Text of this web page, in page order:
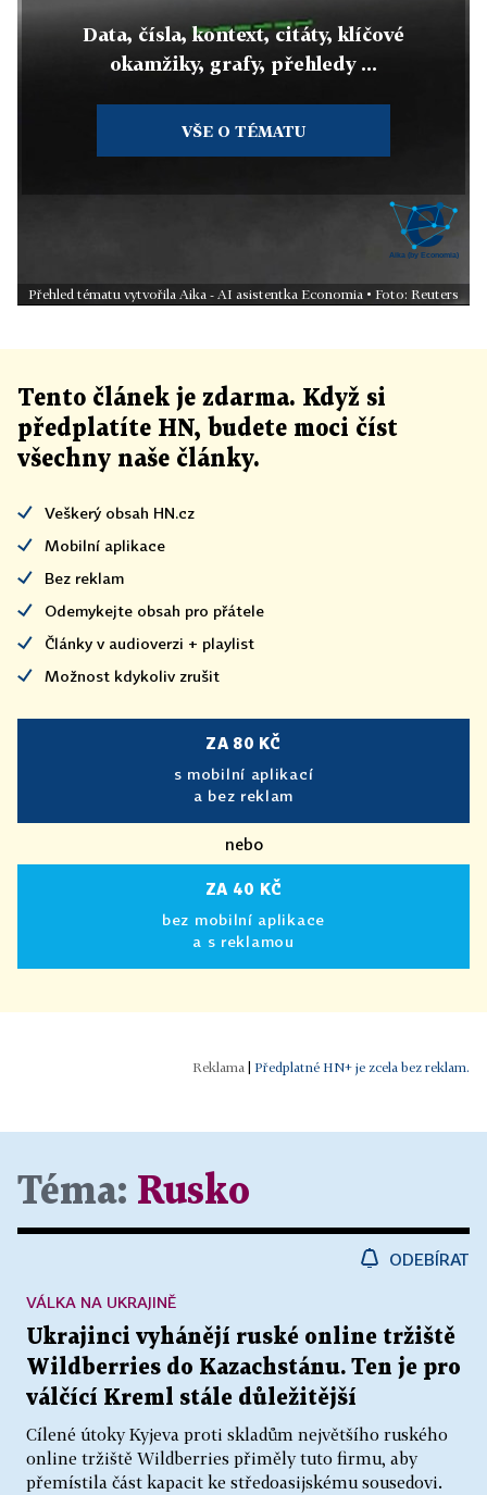
Data, čísla, kontext, citáty, klíčové
okamžiky, grafy, přehledy ...
VŠE O TÉMATU
Přehled tématu vytvořila Aika - AI asistentka Economia • Foto: Reuters
Tento článek je zdarma. Když si
předplatíte HN, budete moci číst
všechny naše články.
Veškerý obsah HN.cz
Mobilní aplikace
Bez reklam
Odemykejte obsah pro přátele
Články v audioverzi + playlist
Možnost kdykoliv zrušit
ZA 80 KČ
s mobilní aplikací
a bez reklam
nebo
ZA 40 KČ
bez mobilní aplikace
a s reklamou
| Předplatné HN+ je zcela bez reklam.
Téma: Rusko
ODEBÍRAT
Ukrajinci vyhánějí ruské online tržiště
Wildberries do Kazachstánu. Ten je pro
válčící Kreml stále důležitější
Cílené útoky Kyjeva proti skladům největšího ruského
online tržiště Wildberries přiměly tuto firmu, aby
přemístila část kapacit ke středoasijskému sousedovi.
VÁLKA NA UKRAJINĚ